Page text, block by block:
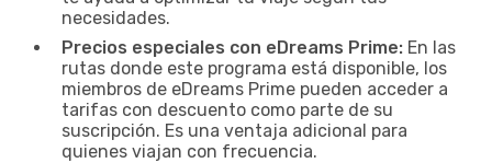
necesidades.
Precios especiales con eDreams Prime: En las
rutas donde este programa está disponible, los
miembros de eDreams Prime pueden acceder a
tarifas con descuento como parte de su
suscripción. Es una ventaja adicional para
quienes viajan con frecuencia.